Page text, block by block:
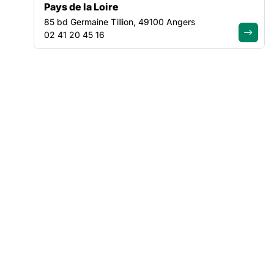
AFFICHE Format A2 Cherche salaire décent pour
l’éducateur.trice
Pays de la Loire
85 bd Germaine Tillion, 49100 Angers
02 41 20 45 16